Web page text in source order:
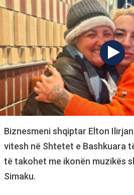
Biznesmeni shqiptar Elton
vitesh në Shtetet e Bashkuara
të takohet me ikonën muzikës
Simaku.